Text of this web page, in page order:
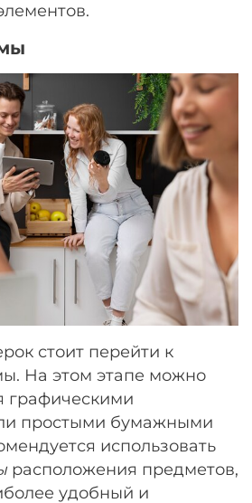
стоит перейти к
На этом этапе можно
графическими
простыми бумажными
использовать
расположения предметов,
удобный и